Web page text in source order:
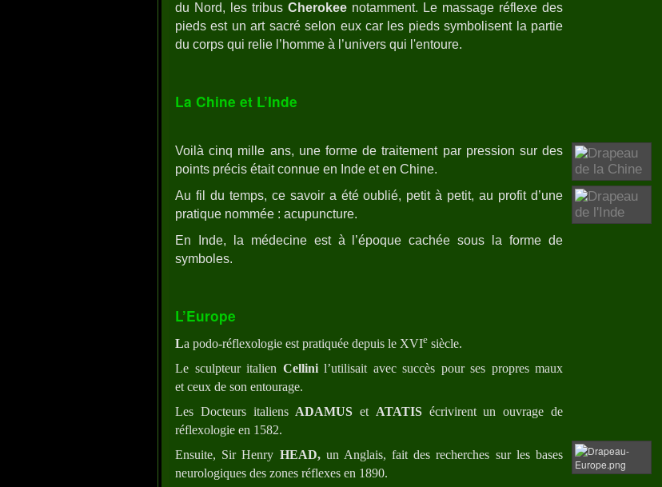
du Nord, les tribusCherokee notamment. Le massage réflexe des
pieds est un art sacré selon eux car les pieds symbolisent la partie
du corps qui relie l’homme à l’univers qui l'entoure.
La Chine et L’Inde
Voilà cinq mille ans, une forme de traitement par pression sur des
points précis était connue en Inde et en Chine.
Au fil du temps, ce savoir a été oublié, petit à petit, au profit d’une
pratique nommée : acupuncture.
En Inde, la médecine est à l’époque cachée sous la forme de
symboles.
L’Europe
La podo-réflexologie est pratiquée depuis le XVIe siècle.
Le sculpteur italien Cellini l’utilisait avec succès pour ses propres maux
et ceux de son entourage.
Les Docteurs italiens ADAMUS et ATATISécrivirent un ouvrage de
réflexologie en 1582.
Ensuite, Sir Henry HEAD,un Anglais, fait des recherches sur les bases
neurologiques des zones réflexes en 1890.